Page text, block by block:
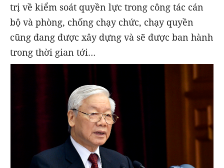
trị về kiểm soát quyền lực trong công tác cán
bộ và phòng, chống chạy chức, chạy quyền
cũng đang được xây dựng và sẽ được ban hành
trong thời gian tới…